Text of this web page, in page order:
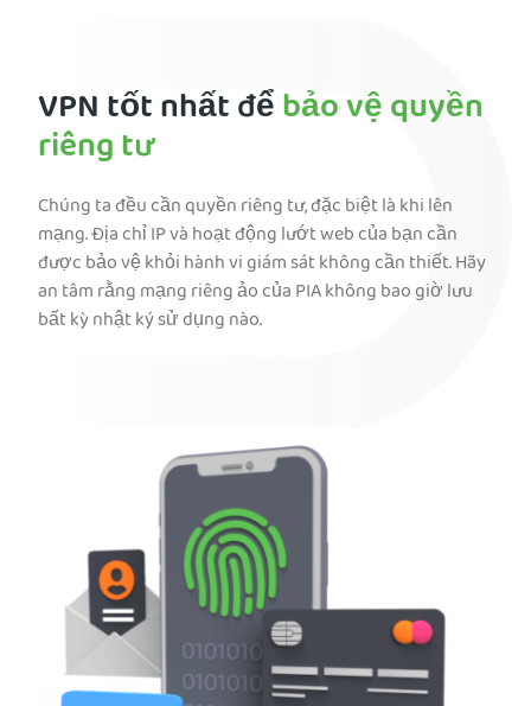
VPN tốt nhất đểbảo vệ quyền
riêng tư
Chúng ta đều cần quyền riêng tư, đặc biệt là khi lên
mạng. Địa chỉ IP và hoạt động lướt web của bạn cần
được bảo vệ khỏi hành vi giám sát không cần thiết. Hãy
an tâm rằng mạng riêng ảo của PIA không bao giờ lưu
bất kỳ nhật ký sử dụng nào.